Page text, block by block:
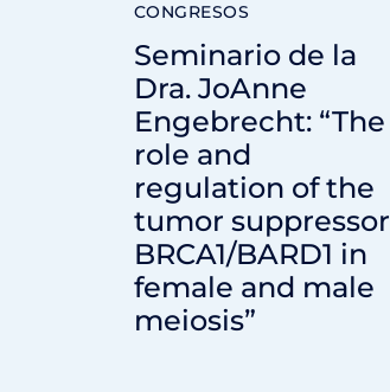
CONGRESOS
Seminario de la
Dra. JoAnne
Engebrecht: “The
role and
regulation of the
tumor suppressor
BRCA1/BARD1 in
female and male
meiosis”